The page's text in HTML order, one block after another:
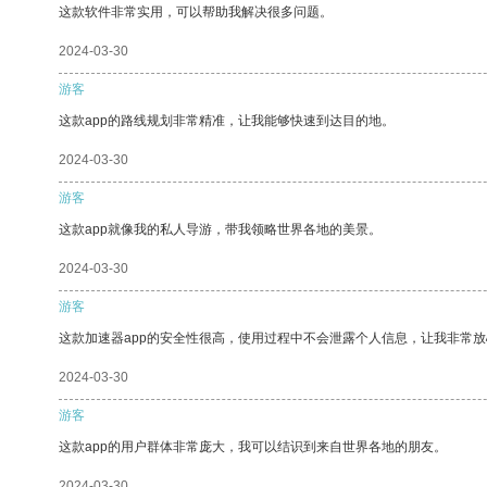
这款软件非常实用，可以帮助我解决很多问题。
2024-03-30
游客
这款app的路线规划非常精准，让我能够快速到达目的地。
2024-03-30
游客
这款app就像我的私人导游，带我领略世界各地的美景。
2024-03-30
游客
这款加速器app的安全性很高，使用过程中不会泄露个人信息，让我非常
2024-03-30
游客
这款app的用户群体非常庞大，我可以结识到来自世界各地的朋友。